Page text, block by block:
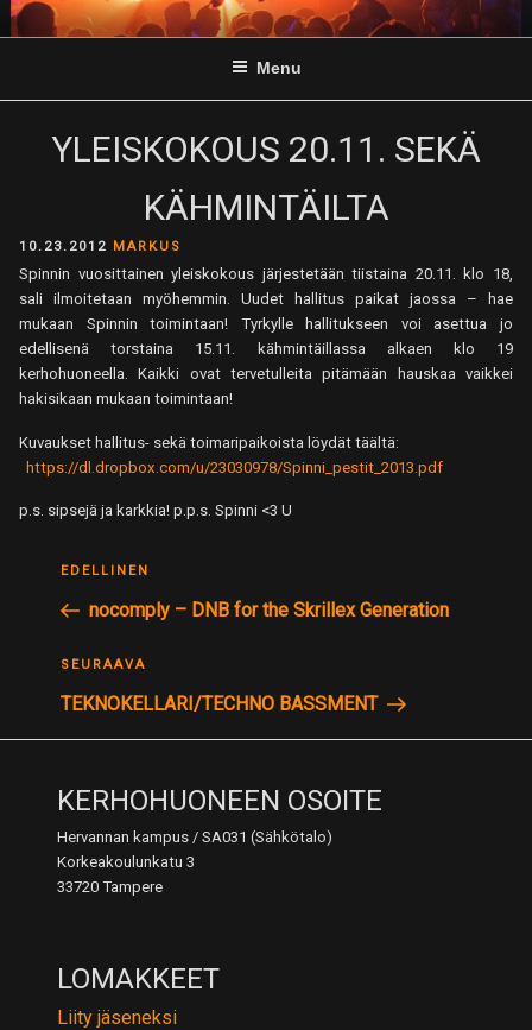
Skip
to
Menu
YLEISKOKOUS 20.11. SEKÄ
KÄHMINTÄILTA
POSTED
ON
10.23.2012 MARKUS
Spinnin vuosittainen yleiskokous järjestetään tiistaina 20.11. klo 18,
sali ilmoitetaan myöhemmin. Uudet hallitus paikat jaossa – hae
mukaan Spinnin toimintaan! Tyrkylle hallitukseen voi asettua jo
edellisenä torstaina 15.11. kähmintäillassa alkaen klo 19
kerhohuoneella. Kaikki ovat tervetulleita pitämään hauskaa vaikkei
hakisikaan mukaan toimintaan!
Kuvaukset hallitus- sekä toimaripaikoista löydät täältä:
https://dl.dropbox.com/u/23030978/Spinni_pestit_2013.pdf
p.s. sipsejä ja karkkia! p.p.s. Spinni <3 U
ARTIKKELIEN
SELAUS
Edellinen
postaus
EDELLINEN
nocomply – DNB for the Skrillex Generation
Seuraava
postaus
SEURAAVA
TEKNOKELLARI/TECHNO BASSMENT
KERHOHUONEEN OSOITE
Hervannan kampus / SA031 (Sähkötalo)
Korkeakoulunkatu 3
33720 Tampere
LOMAKKEET
Liity jäseneksi